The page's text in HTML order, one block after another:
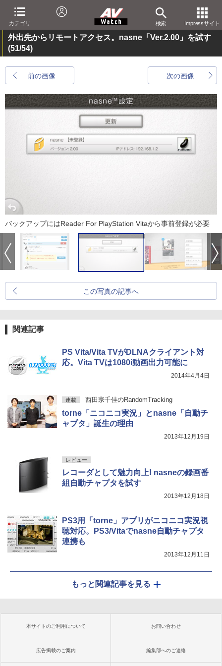
カテゴリ 検索 Impressサイト
外出先からリモートアクセス。nasne「Ver.2.00」を試す
(51/54)
前の画像 次の画像
バックアップにはReader For PlayStation Vitaから事前登録が必要
この写真の記事へ
関連記事
PS Vita/Vita TVがDLNAクライアント対
応。Vita TVは1080i動画出力可能に
2014年4月4日
連載 西田宗千佳のRandomTracking
torne「ニコニコ実況」とnasne「自動チ
ャプタ」誕生の理由
2013年12月19日
レビュー
レコーダとして魅力向上! nasneの録画番
組自動チャプタを試す
2013年12月18日
PS3用「torne」アプリがニコニコ実況視
聴対応。PS3/Vitaでnasne自動チャプタ
連携も
2013年12月11日
もっと関連記事を見る
本サイトのご利用について お問い合わせ
広告掲載のご案内 編集部へのご連絡